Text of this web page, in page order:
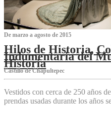
De marzo a agosto de 2015
Hilos de Historia,
Indumentaria del
Historia
Castillo de Chapultepec
Vestidos con cerca de 250 años
prendas usadas durante los años